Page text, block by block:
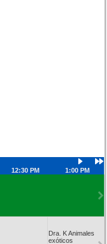
12:30 PM
1:00 PM
Dra. K Animales
exóticos